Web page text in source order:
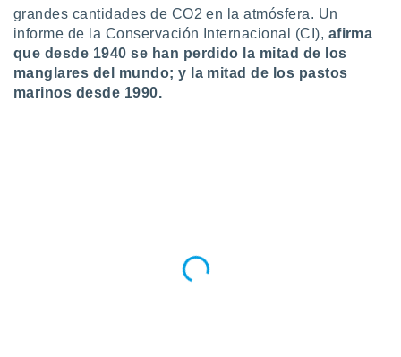
grandes cantidades de CO2 en la atmósfera. Un
informe de la Conservación Internacional (CI), afirma
que desde 1940 se han perdido la mitad de los
manglares del mundo; y la mitad de los pastos
marinos desde 1990.